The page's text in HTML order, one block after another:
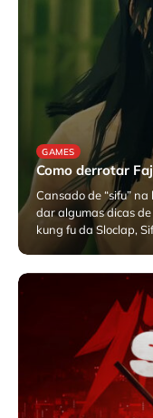
GAMES
Como derrotar
Cansado de “sifu”
dar algumas dicas
kung fu da Sloclap,
julho 16,